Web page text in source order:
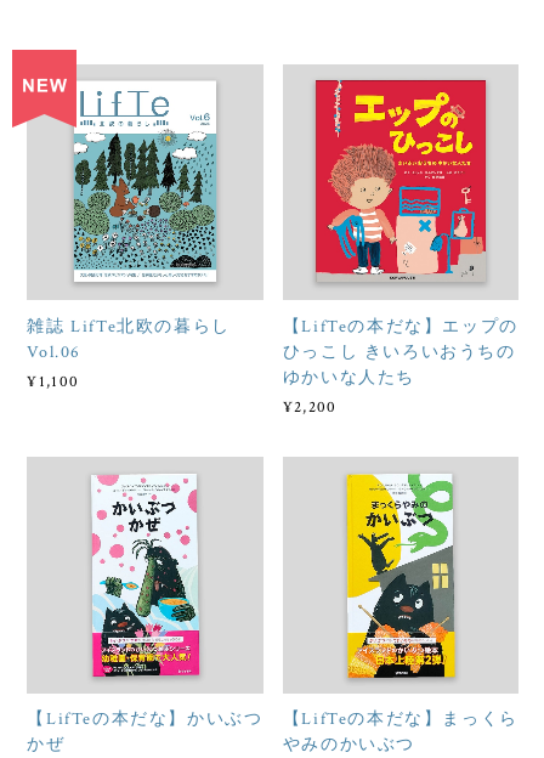
雑誌 LifTe北欧の暮らし
Vol.06
¥1,100
【LifTeの本だな】エップの
ひっこし きいろいおうちの
ゆかいな人たち
¥2,200
【LifTeの本だな】かいぶつ
かぜ
【LifTeの本だな】まっくら
やみのかいぶつ